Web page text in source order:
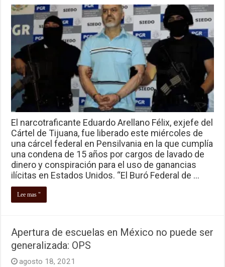
El narcotraficante Eduardo Arellano Félix, exjefe del
Cártel de Tijuana, fue liberado este miércoles de
una cárcel federal en Pensilvania en la que cumplía
una condena de 15 años por cargos de lavado de
dinero y conspiración para el uso de ganancias
ilícitas en Estados Unidos. “El Buró Federal de …
Lee mas "
Apertura de escuelas en México no puede ser
generalizada: OPS
agosto 18, 2021